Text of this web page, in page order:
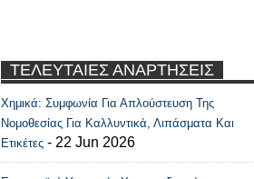
ΤΕΛΕΥΤΑΙΕΣ ΑΝΑΡΤΗΣΕΙΣ
Recent Posts
Χημικά: Συμφωνία Για Απλούστευση Της
Νομοθεσίας Για Καλλυντικά, Λιπάσματα Και
Ετικέτες - 22 Jun 2026